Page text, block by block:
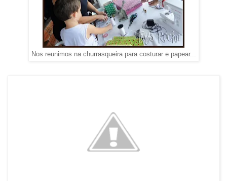
Nos reunimos na churrasqueira para costurar e papear...